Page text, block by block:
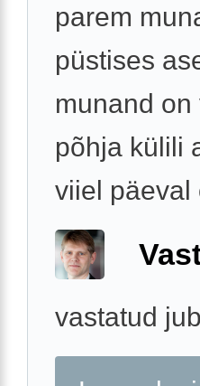
parem
püstises
munand
põhja külili
viiel päeval
vastatud